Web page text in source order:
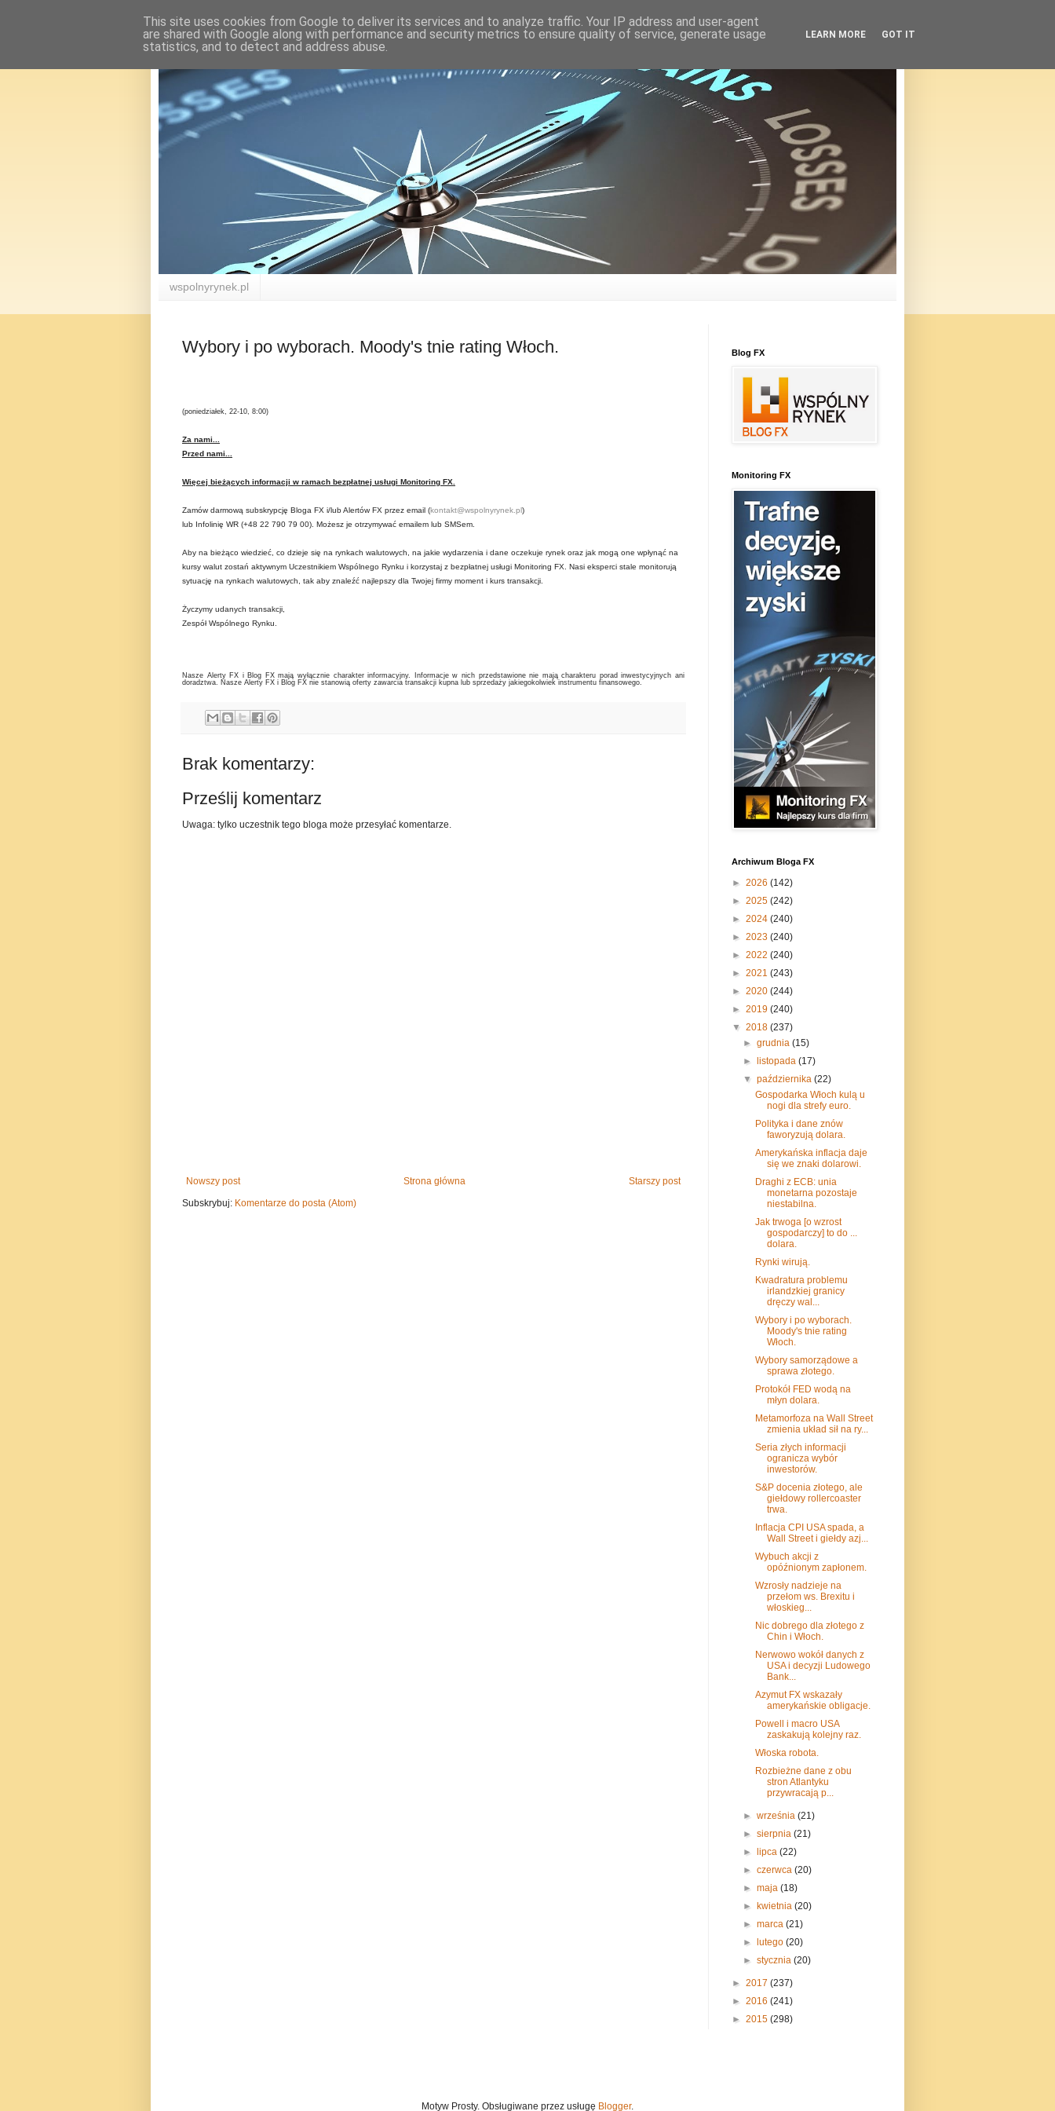
wspolnyrynek.pl
Wybory i po wyborach. Moody's tnie rating Włoch.
(poniedziałek, 22-10, 8:00)
Za nami...
Przed nami...
Więcej bieżących informacji w ramach bezpłatnej usługi Monitoring FX.
Zamów darmową subskrypcję Bloga FX i/lub Alertów FX przez email (kontakt@wspolnyrynek.pl)
lub Infolinię WR (+48 22 790 79 00). Możesz je otrzymywać emailem lub SMSem.
Aby na bieżąco wiedzieć, co dzieje się na rynkach walutowych, na jakie wydarzenia i dane oczekuje rynek oraz jak mogą one wpłynąć na
kursy walut zostań aktywnym Uczestnikiem Wspólnego Rynku i korzystaj z bezpłatnej usługi Monitoring FX. Nasi eksperci stale monitorują
sytuację na rynkach walutowych, tak aby znaleźć najlepszy dla Twojej firmy moment i kurs transakcji.
Życzymy udanych transakcji,
Zespół Wspólnego Rynku.
Nasze Alerty FX i Blog FX mają wyłącznie charakter informacyjny. Informacje w nich przedstawione nie mają charakteru porad inwestycyjnych ani
doradztwa. Nasze Alerty FX i Blog FX nie stanowią oferty zawarcia transakcji kupna lub sprzedaży jakiegokolwiek instrumentu finansowego.
Brak komentarzy:
Prześlij komentarz
Uwaga: tylko uczestnik tego bloga może przesyłać komentarze.
Nowszy post Starszy post
Strona główna
Subskrybuj: Komentarze do posta (Atom)
Blog FX
Monitoring FX
Archiwum Bloga FX
► 2026 (142)
► 2025 (242)
► 2024 (240)
► 2023 (240)
► 2022 (240)
► 2021 (243)
► 2020 (244)
► 2019 (240)
▼ 2018 (237)
►grudnia(15)
►listopada(17)
▼października(22)
Gospodarka Włoch kulą u
nogi dla strefy euro.
Polityka i dane znów
faworyzują dolara.
Amerykańska inflacja daje
się we znaki dolarowi.
Draghi z ECB: unia
monetarna pozostaje
niestabilna.
Jak trwoga [o wzrost
gospodarczy] to do ...
dolara.
Rynki wirują.
Kwadratura problemu
irlandzkiej granicy
dręczy wal...
Wybory i po wyborach.
Moody's tnie rating
Włoch.
Wybory samorządowe a
sprawa złotego.
Protokół FED wodą na
młyn dolara.
Metamorfoza na Wall Street
zmienia układ sił na ry...
Seria złych informacji
ogranicza wybór
inwestorów.
S&P docenia złotego, ale
giełdowy rollercoaster
trwa.
Inflacja CPI USA spada, a
Wall Street i giełdy azj...
Wybuch akcji z
opóźnionym zapłonem.
Wzrosły nadzieje na
przełom ws. Brexitu i
włoskieg...
Nic dobrego dla złotego z
Chin i Włoch.
Nerwowo wokół danych z
USA i decyzji Ludowego
Bank...
Azymut FX wskazały
amerykańskie obligacje.
Powell i macro USA
zaskakują kolejny raz.
Włoska robota.
Rozbieżne dane z obu
stron Atlantyku
przywracają p...
►września(21)
►sierpnia(21)
►lipca(22)
►czerwca(20)
►maja(18)
►kwietnia(20)
►marca(21)
►lutego(20)
►stycznia(20)
► 2017 (237)
► 2016 (241)
► 2015 (298)
Motyw Prosty. Obsługiwane przez usługę Blogger.
This site uses cookies from Google to deliver its services and to analyze traffic. Your IP address and user-agent
are shared with Google along with performance and security metrics to ensure quality of service, generate usage
statistics, and to detect and address abuse.
LEARN MORE GOT IT